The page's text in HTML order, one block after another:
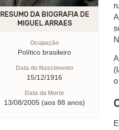
RESUMO DA BIOGRAFIA DE
MIGUEL ARRAES
Ocupação
Político brasileiro
Data do Nascimento
15/12/1916
Data da Morte
13/08/2005 (aos 88 anos)